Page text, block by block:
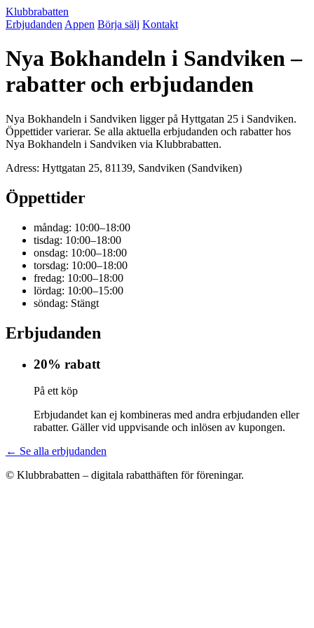
Klubbrabatten
Erbjudanden Appen Börja sälj Kontakt
Nya Bokhandeln i Sandviken –
rabatter och erbjudanden
Nya Bokhandeln i Sandviken ligger på Hyttgatan 25 i Sandviken.
Öppettider varierar. Se alla aktuella erbjudanden och rabatter hos
Nya Bokhandeln i Sandviken via Klubbrabatten.
Adress: Hyttgatan 25, 81139, Sandviken (Sandviken)
Öppettider
måndag: 10:00–18:00
tisdag: 10:00–18:00
onsdag: 10:00–18:00
torsdag: 10:00–18:00
fredag: 10:00–18:00
lördag: 10:00–15:00
söndag: Stängt
Erbjudanden
20% rabatt
På ett köp
Erbjudandet kan ej kombineras med andra erbjudanden eller
rabatter. Gäller vid uppvisande och inlösen av kupongen.
← Se alla erbjudanden
© Klubbrabatten – digitala rabatthäften för föreningar.